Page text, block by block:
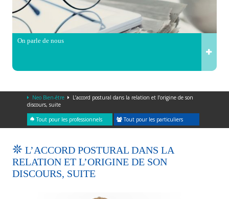
On parle de nous
Neo Bien-être
L’accord postural dans la relation et l’origine de son
discours, suite
Tout pour les professionnels Tout pour les particuliers
L’ACCORD POSTURAL DANS LA
RELATION ET L’ORIGINE DE SON
DISCOURS, SUITE